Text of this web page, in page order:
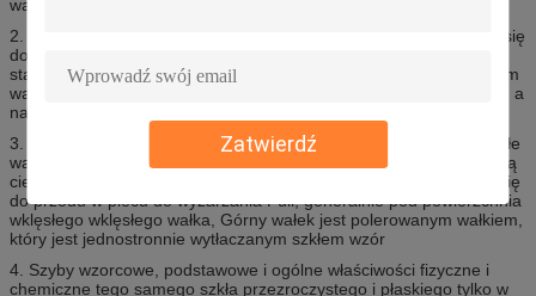
Zatwierdź
wałkową i podwójną.
2. Jednowalcowa metoda to płyn do formowania szkła wlewający się
do stopnia walcowania, stół może być wykonany z żeliwa lub
staliwa, powierzchni lub rolki z wytłoczonymi wzorami w walcującym
walcu ze szklaną powierzchnią, wykonanym z wytłaczanego szkła, a
następnie z piec do wyżarzania.
3. Wytwarzanie pary walcowych wzorów szkła dzieli się na półciągłe
walcowanie i ciągłe walcowanie dwóch rodzajów procesów, szklaną
ciecz chłodzoną wodą przez parę rolek, z rolkami do poruszania się
do przodu w piecu do wyżarzania Pull, generalnie pod powierzchnia
wklęsłego wklęsłego wałka, Górny wałek jest polerowanym wałkiem,
który jest jednostronnie wytłaczanym szkłem wzór
4. Szyby wzorcowe, podstawowe i ogólne właściwości fizyczne i
chemiczne tego samego szkła przezroczystego i płaskiego tylko w